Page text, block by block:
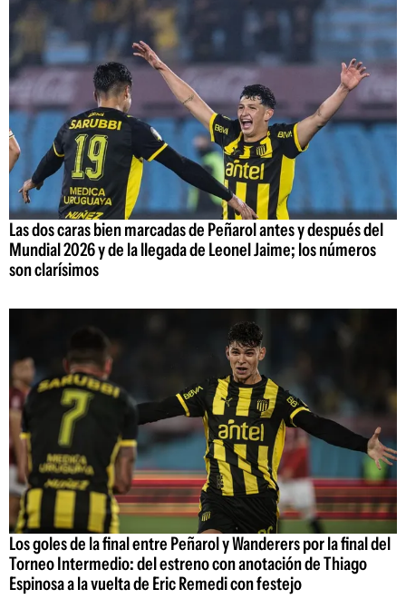
Las dos caras bien marcadas de Peñarol antes y después del
Mundial 2026 y de la llegada de Leonel Jaime; los números
son clarísimos
Los goles de la final entre Peñarol y Wanderers por la final del
Torneo Intermedio: del estreno con anotación de Thiago
Espinosa a la vuelta de Eric Remedi con festejo